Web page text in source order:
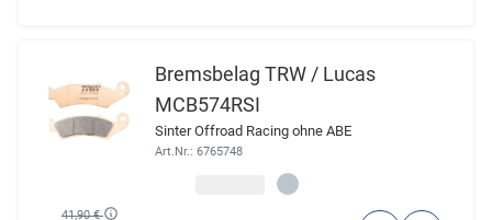
Bremsbelag TRW / Lucas
MCB574RSI
Sinter Offroad Racing ohne ABE
Art.Nr.: 6765748
41,90 €